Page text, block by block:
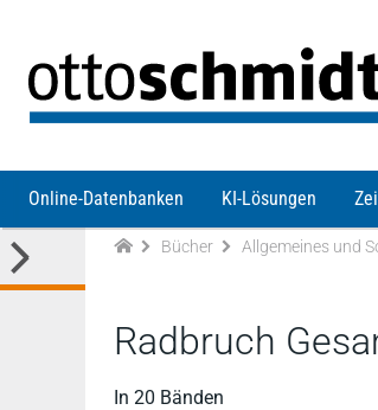
Online-Datenbanken KI-Lösungen
Bücher Allgemeines und
Radbruch
In 20 Bänden